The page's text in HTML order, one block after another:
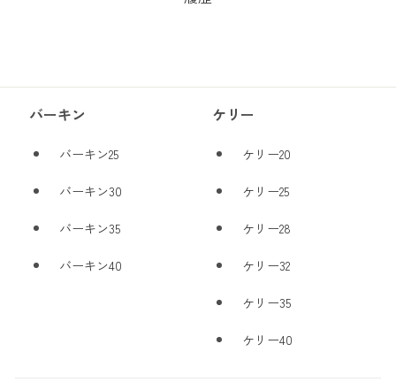
バーキン
バーキン25
バーキン30
バーキン35
バーキン40
ケリー
ケリー20
ケリー25
ケリー28
ケリー32
ケリー35
ケリー40